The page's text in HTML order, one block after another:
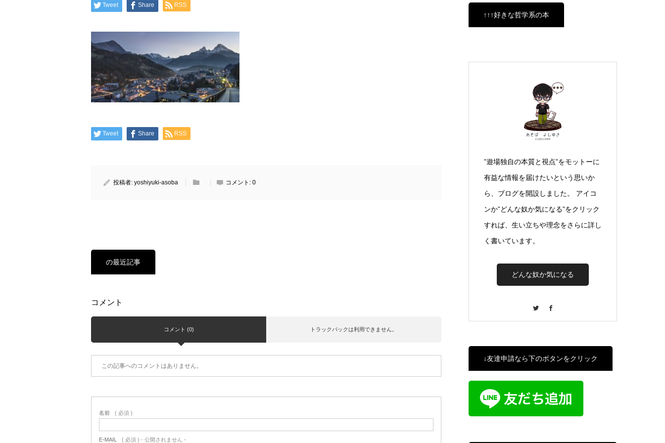
Tweet Share RSS
Tweet Share RSS
投稿者: yoshiyuki-asoba コメント: 0
の最近記事
コメント
コメント (0) トラックバックは利用できません。
この記事へのコメントはありません。
名前 ( 必須 )
E-MAIL ( 必須 ) - 公開されません -
↑↑↑好きな哲学系の本
”遊場独自の本質と視点”をモットーに
有益な情報を届けたいという思いか
ら、ブログを開設しました。 アイコ
ンか”どんな奴か気になる”をクリック
すれば、生い立ちや理念をさらに詳し
く書いています。
どんな奴か気になる
↓友達申請なら下のボタンをクリック